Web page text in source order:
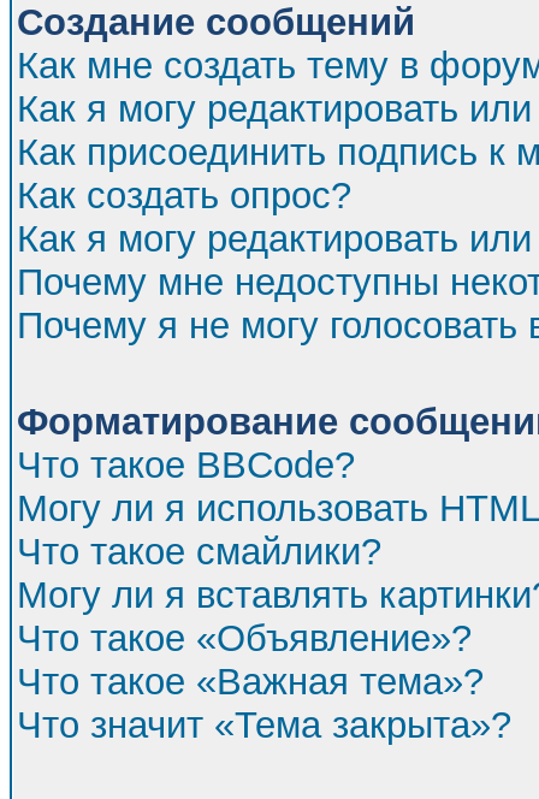
Создание сообщений
Как мне создать тему в
Как я могу редактировать
Как присоединить подпись
Как создать опрос?
Как я могу редактировать
Почему мне недоступны
Почему я не могу голосовать
Форматирование
Что такое BBCode?
Могу ли я использовать
Что такое смайлики?
Могу ли я вставлять
Что такое «Объявление»?
Что такое «Важная тема»?
Что значит «Тема закрыта»?